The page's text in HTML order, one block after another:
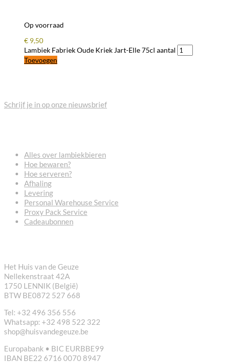
Op voorraad
€ 9,50
Lambiek Fabriek Oude Kriek Jart-Elle 75cl aantal
Toevoegen
Schrijf je in op onze nieuwsbrief
Alles over lambiekbieren
Hoe bewaren?
Hoe serveren?
Afhaling
Levering
Personal Warehouse Service
Proxy Pack Service
Cadeaubonnen
Het Huis van de Geuze
Nellekenstraat 42A
1750 LENNIK (België)
BTW BE0872 527 668
Tel: +32 496 356 556
Whatsapp: +32 498 522 322
shop@huisvandegeuze.be
Europabank • BIC EURBBE99
IBAN BE22 6716 0070 8947